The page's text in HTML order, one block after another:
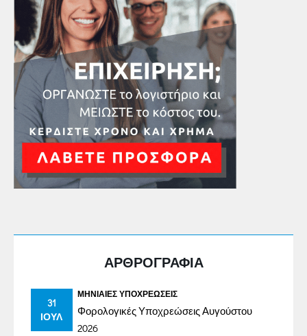
ΑΡΘΡΟΓΡΑΦΙΑ
31
ΙΟΎΛ
ΜΗΝΙΑΊΕΣ ΥΠΟΧΡΕΏΣΕΙΣ
Φορολογικές Υποχρεώσεις Αυγούστου
2026